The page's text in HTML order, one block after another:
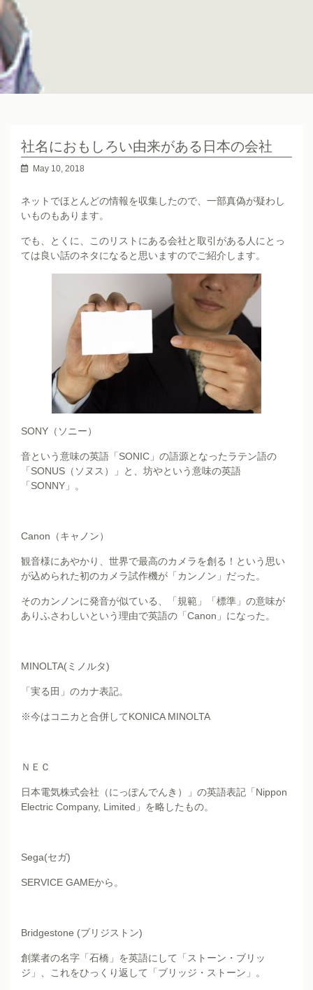
社名におもしろい由来がある日本の会社
May 10, 2018
ネットでほとんどの情報を収集したので、一部真偽が疑わし
いものもあります。
でも、とくに、このリストにある会社と取引がある人にとっ
ては良い話のネタになると思いますのでご紹介します。
SONY（ソニー）
音という意味の英語「SONIC」の語源となったラテン語の
「SONUS（ソヌス）」と、坊やという意味の英語
「SONNY」。
Canon（キャノン）
観音様にあやかり、世界で最高のカメラを創る！という思い
が込められた初のカメラ試作機が「カンノン」だった。
そのカンノンに発音が似ている、「規範」「標準」の意味が
ありふさわしいという理由で英語の「Canon」になった。
MINOLTA(ミノルタ)
「実る田」のカナ表記。
※今はコニカと合併してKONICA MINOLTA
ＮＥＣ
日本電気株式会社（にっぽんでんき）」の英語表記「Nippon
Electric Company, Limited」を略したもの。
Sega(セガ)
SERVICE GAMEから。
Bridgestone (ブリジストン)
創業者の名字「石橋」を英語にして「ストーン・ブリッ
ジ」、これをひっくり返して「ブリッジ・ストーン」。